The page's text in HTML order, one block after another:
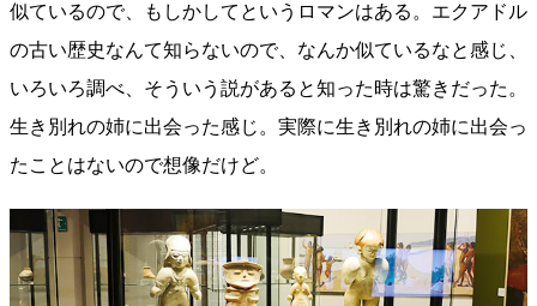
似ているので、もしかしてというロマンはある。エクアドル
の古い歴史なんて知らないので、なんか似ているなと感じ、
いろいろ調べ、そういう説があると知った時は驚きだった。
生き別れの姉に出会った感じ。実際に生き別れの姉に出会っ
たことはないので想像だけど。